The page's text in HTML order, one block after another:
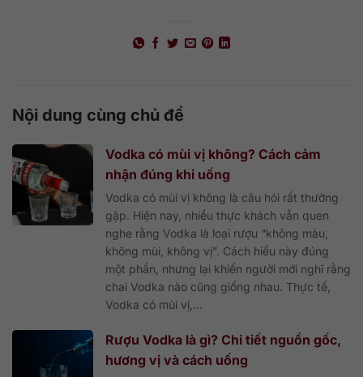
Nội dung cùng chủ đề
Vodka có mùi vị không? Cách cảm
nhận đúng khi uống
Vodka có mùi vị không là câu hỏi rất thường
gặp. Hiện nay, nhiều thực khách vẫn quen
nghe rằng Vodka là loại rượu “không màu,
không mùi, không vị”. Cách hiểu này đúng
một phần, nhưng lại khiến người mới nghĩ rằng
chai Vodka nào cũng giống nhau. Thực tế,
Vodka có mùi vị,...
Rượu Vodka là gì? Chi tiết nguồn gốc,
hương vị và cách uống